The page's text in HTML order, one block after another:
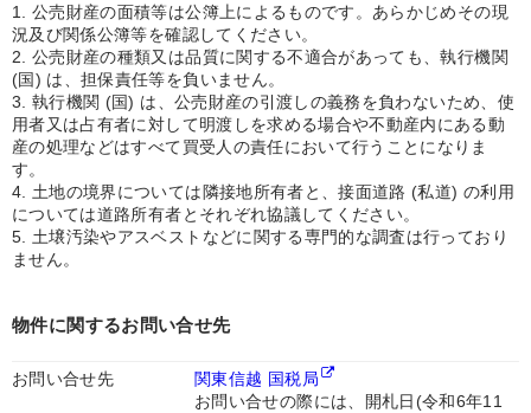
1. 公売財産の面積等は公簿上によるものです。あらかじめその現
況及び関係公簿等を確認してください。
2. 公売財産の種類又は品質に関する不適合があっても、執行機関
(国) は、担保責任等を負いません。
3. 執行機関 (国) は、公売財産の引渡しの義務を負わないため、使
用者又は占有者に対して明渡しを求める場合や不動産内にある動
産の処理などはすべて買受人の責任において行うことになりま
す。
4. 土地の境界については隣接地所有者と、接面道路 (私道) の利用
については道路所有者とそれぞれ協議してください。
5. 土壌汚染やアスベストなどに関する専門的な調査は行っており
ません。
物件に関するお問い合せ先
お問い合せ先
関東信越 国税局
お問い合せの際には、開札日(令和6年11